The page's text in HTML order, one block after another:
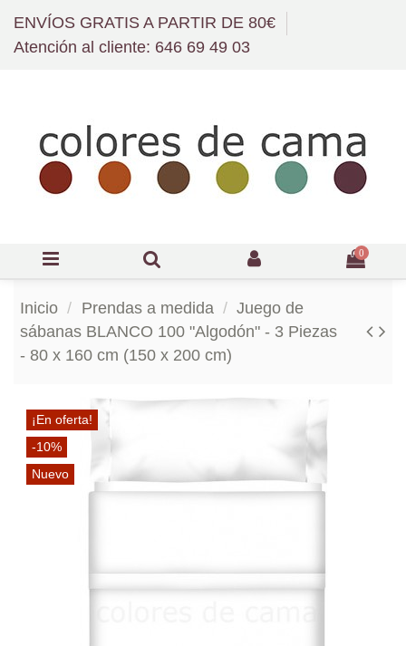
ENVÍOS GRATIS A PARTIR DE 80€
Atención al cliente: 646 69 49 03
0
Inicio Prendas a medida
Juego de
sábanas BLANCO 100 "Algodón" - 3 Piezas
- 80 x 160 cm (150 x 200 cm)
¡En oferta!
-10%
Nuevo